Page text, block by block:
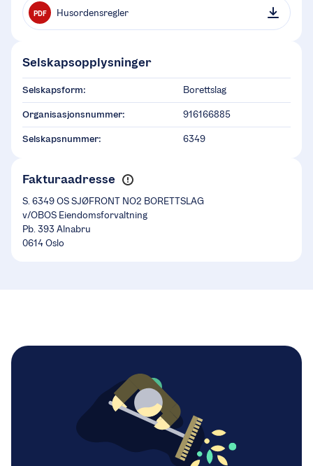
PDF Husordensregler
Selskapsopplysninger
Selskapsform: Borettslag
Organisasjonsnummer: 916166885
Selskapsnummer: 6349
Fakturaadresse
S. 6349 OS SJØFRONT NO2 BORETTSLAG
v/OBOS Eiendomsforvaltning
Pb. 393 Alnabru
0614 Oslo